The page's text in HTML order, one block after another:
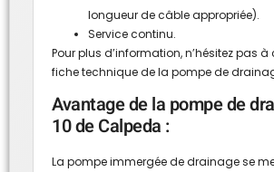
longueur de câble appropriée).
Service continu.
Pour plus d’information, n’hésitez pas
fiche technique de la pompe de
Avantage de la pompe de
10 de Calpeda :
La pompe immergée de drainage se